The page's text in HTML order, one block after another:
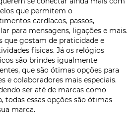
que permitem o
cardíacos, passos,
para mensagens, ligações e mais.
que gostam de praticidade e
físicas. Já os relógios
são brindes igualmente
que são ótimas opções para
e colaboradores mais especiais.
ser até de marcas como
todas essas opções são ótimas
marca.